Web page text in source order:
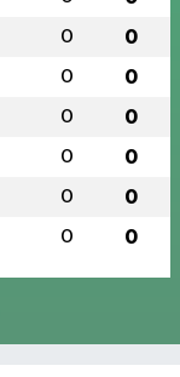
0 0
0 0
0 0
0 0
0 0
0 0